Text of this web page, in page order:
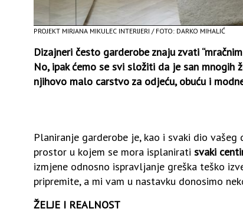
PROJEKT MIRJANA MIKULEC INTERIJERI / FOTO: DARKO MIHALIĆ
Dizajneri često garderobe znaju zvati
No, ipak ćemo se svi složiti da je san mnogih
njihovo malo carstvo za odjeću, obuću i
Planiranje garderobe je, kao i svaki dio
prostor u kojem se mora isplanirati svaki
izmjene odnosno ispravljanje greška teško
pripremite, a mi vam u nastavku donosimo
ŽELJE I REALNOST